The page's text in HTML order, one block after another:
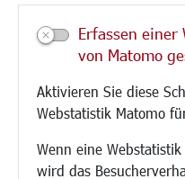
Erfassen
von Matomo
Aktivieren Sie diese
Webstatistik Matomo
Wenn eine
wird das
Veranstaltungen
Neue Stadthalle Langen
Bäder
Musikschule
Stadtbücherei